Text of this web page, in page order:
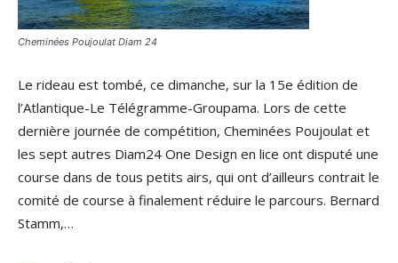
Cheminées Poujoulat Diam 24
Le rideau est tombé, ce dimanche, sur la 15e édition de
l’Atlantique-Le Télégramme-Groupama. Lors de cette
dernière journée de compétition, Cheminées Poujoulat et
les sept autres Diam24 One Design en lice ont disputé une
course dans de tous petits airs, qui ont d’ailleurs contrait le
comité de course à finalement réduire le parcours. Bernard
Stamm,…